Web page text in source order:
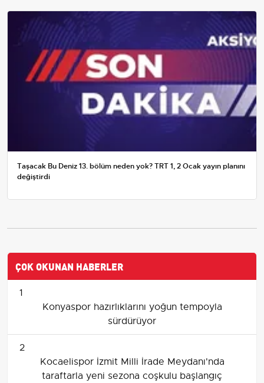
Taşacak Bu Deniz 13. bölüm neden yok? TRT 1, 2 Ocak yayın planını
değiştirdi
ÇOK OKUNAN HABERLER
1
Konyaspor hazırlıklarını yoğun tempoyla
sürdürüyor
2
Kocaelispor İzmit Milli İrade Meydanı'nda
taraftarla yeni sezona coşkulu başlangıç